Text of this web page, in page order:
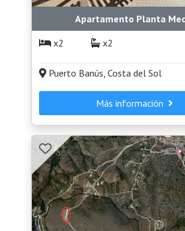
Apartamento Planta
x2
x2
Puerto Banús, Costa del Sol
Más información